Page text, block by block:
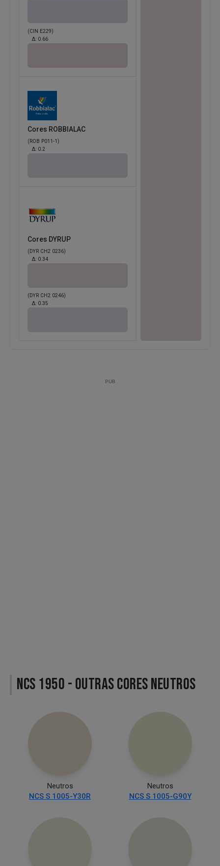
(CIN E229)
Δ: 0.66
Cores ROBBIALAC
(ROB P011-1)
Δ: 0.2
Cores DYRUP
(DYR CH2 0236)
Δ: 0.34
(DYR CH2 0246)
Δ: 0.35
NCS 1950 - OUTRAS CORES NEUTROS
Neutros
NCS S 1005-Y30R
Neutros
NCS S 1005-G90Y